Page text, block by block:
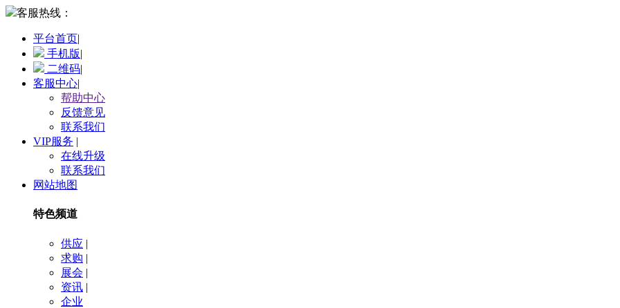
客服热线：
平台首页|
手机版|
二维码|
客服中心|
帮助中心
反馈意见
联系我们
VIP服务 |
在线升级
联系我们
网站地图
特色频道
供应 |
求购 |
展会 |
资讯 |
企业